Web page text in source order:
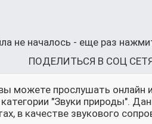
не началось - еще раз
ПОДЕЛИТЬСЯ В СОЦ
можете прослушать онлайн
категории "Звуки природы".
в качестве звукового